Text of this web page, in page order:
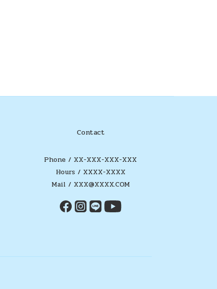
Contact
Phone / XX-XXX-XXX-XXX
Hours / XXXX-XXXX
Mail / XXX@XXXX.COM